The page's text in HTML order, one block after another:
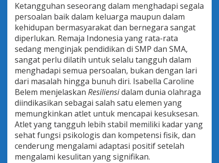
Ketangguhan seseorang dalam menghadapi segala
persoalan baik dalam keluarga maupun dalam
kehidupan bermasyarakat dan bernegara sangat
diperlukan. Remaja Indonesia yang rata-rata
sedang menginjak pendidikan di SMP dan SMA,
sangat perlu dilatih untuk selalu tangguh dalam
menghadapi semua persoalan, bukan dengan lari
dari masalah hingga bunuh diri. Isabella Caroline
Belem menjelaskan Resiliensidalam dunia olahraga
diindikasikan sebagai salah satu elemen yang
memungkinkan atlet untuk mencapai kesuksesan.
Atlet yang tangguh lebih stabil memiliki kadar yang
sehat fungsi psikologis dan kompetensi fisik, dan
cenderung mengalami adaptasi positif setelah
mengalami kesulitan yang signifikan.